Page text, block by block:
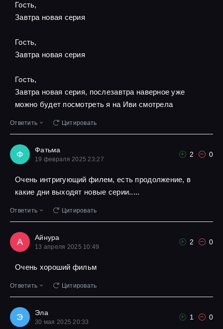
Гость,
Завтра новая серия
Гость,
Завтра новая серия
Гость,
Завтра новая серия, послезавтра наверное уже
можно будет посмотреть я на Иви смотрела
Ответить Цитировать
Ф Фатьма
19 февраля 2025 23:27
2 0
Очень интригующий филем, есть продолжение, в
какие дни выходят новые серии.....
Ответить Цитировать
А Айнура
13 апреля 2025 10:49
2 0
Очень хороший фильм
Ответить Цитировать
Э Эла
30 мая 2025 20:33
1 0